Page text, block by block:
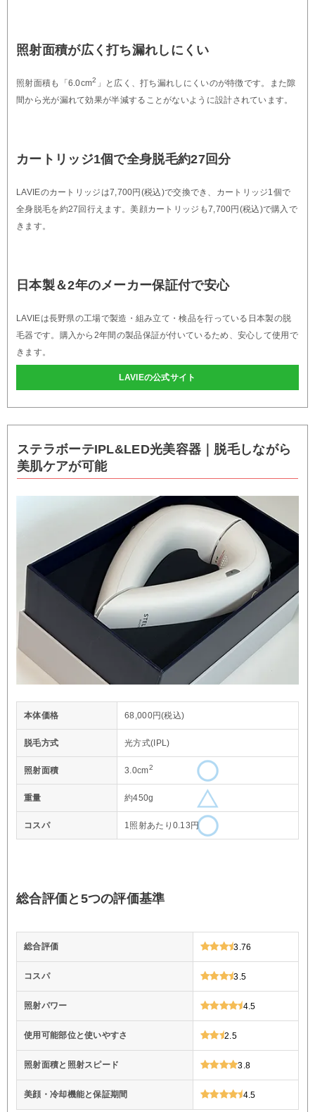
照射面積が広く打ち漏れしにくい
照射面積も「6.0cm2 」と広く、打ち漏れしにくいのが特徴です。また隙
間から光が漏れて効果が半減することがないように設計されています。
カートリッジ1個で全身脱毛約27回分
LAVIEのカートリッジは7,700円(税込)で交換でき、カートリッジ1個で
全身脱毛を約27回行えます。美顔カートリッジも7,700円(税込)で購入で
きます。
日本製＆2年のメーカー保証付で安心
LAVIEは長野県の工場で製造・組み立て・検品を行っている日本製の脱
毛器です。購入から2年間の製品保証が付いているため、安心して使用で
きます。
LAVIEの公式サイト
ステラボーテIPL&LED光美容器｜脱毛しながら
美肌ケアが可能
本体価格 68,000円(税込)
脱毛方式 光方式(IPL)
照射面積 3.0cm2
重量 約450g
コスパ 1照射あたり0.13円
総合評価と5つの評価基準
総合評価 3.76
コスパ 3.5
照射パワー 4.5
使用可能部位と使いやすさ 2.5
照射面積と照射スピード 3.8
美顔・冷却機能と保証期間 4.5